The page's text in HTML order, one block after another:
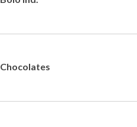
Chocolates